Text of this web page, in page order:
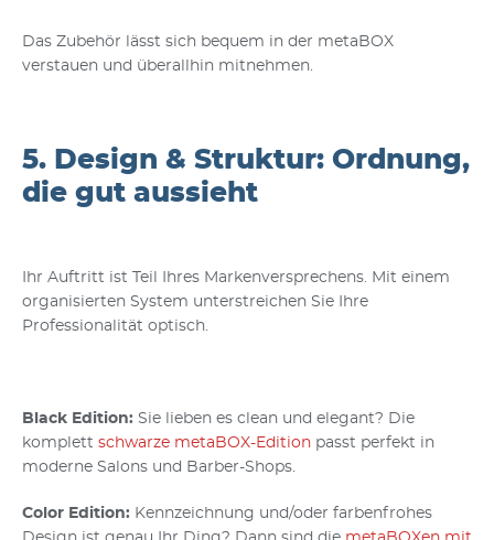
Das Zubehör lässt sich bequem in der metaBOX
verstauen und überallhin mitnehmen.
5. Design & Struktur: Ordnung,
die gut aussieht
Ihr Auftritt ist Teil Ihres Markenversprechens. Mit einem
organisierten System unterstreichen Sie Ihre
Professionalität optisch.
Black Edition: Sie lieben es clean und elegant? Die
komplett schwarze metaBOX-Edition passt perfekt in
moderne Salons und Barber-Shops.
Color Edition: Kennzeichnung und/oder farbenfrohes